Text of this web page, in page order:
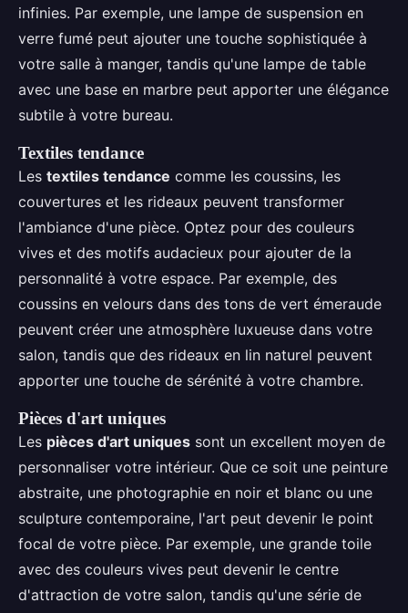
infinies. Par exemple, une lampe de suspension en
verre fumé peut ajouter une touche sophistiquée à
votre salle à manger, tandis qu'une lampe de table
avec une base en marbre peut apporter une élégance
subtile à votre bureau.
Textiles tendance
Les textiles tendance comme les coussins, les
couvertures et les rideaux peuvent transformer
l'ambiance d'une pièce. Optez pour des couleurs
vives et des motifs audacieux pour ajouter de la
personnalité à votre espace. Par exemple, des
coussins en velours dans des tons de vert émeraude
peuvent créer une atmosphère luxueuse dans votre
salon, tandis que des rideaux en lin naturel peuvent
apporter une touche de sérénité à votre chambre.
Pièces d'art uniques
Les pièces d'art uniques sont un excellent moyen de
personnaliser votre intérieur. Que ce soit une peinture
abstraite, une photographie en noir et blanc ou une
sculpture contemporaine, l'art peut devenir le point
focal de votre pièce. Par exemple, une grande toile
avec des couleurs vives peut devenir le centre
d'attraction de votre salon, tandis qu'une série de